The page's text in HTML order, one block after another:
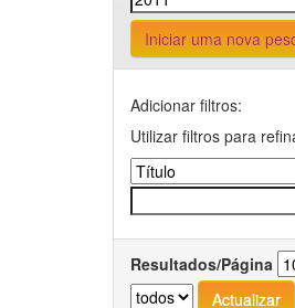
Iniciar uma nova
Adicionar filtros:
Utilizar filtros para
Resultados/Página